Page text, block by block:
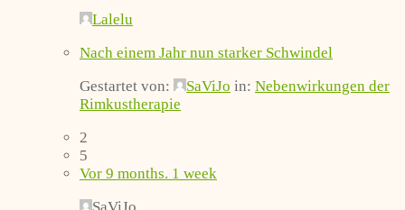
Lalelu
Nach einem Jahr nun starker Schwindel
Gestartet von:
SaViJo in: Nebenwirkungen der
Rimkustherapie
2
5
Vor 9 months. 1 week